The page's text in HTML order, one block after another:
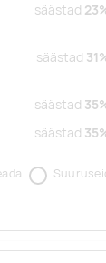
säästad
säästad
säästad
säästad